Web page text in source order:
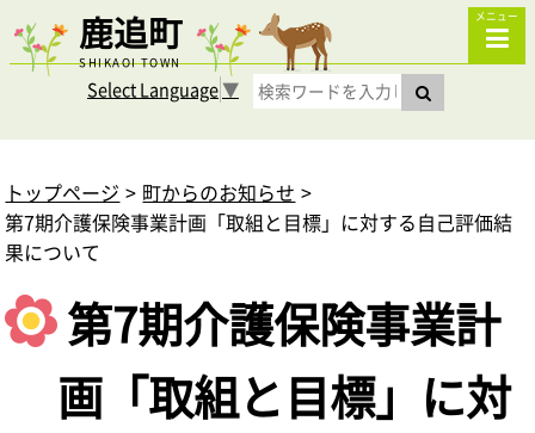
鹿追町
SHIKAOI TOWN
メニュー
Select Language▼
トップページ
町からのお知らせ
第7期介護保険事業計画「取組と目標」に対する自己評価結
果について
第7期介護保険事業計
画「取組と目標」に対